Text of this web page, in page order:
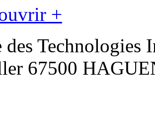
+
Technologies
67500